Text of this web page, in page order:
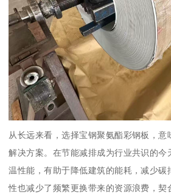
从长远来看，选择宝钢聚氨酯彩钢板，意
解决方案。在节能减排成为行业共识的今
温性能，有助于降低建筑的能耗，减少碳
性也减少了频繁更换带来的资源浪费，契